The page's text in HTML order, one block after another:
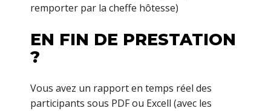
remporter par la cheffe hôtesse)
EN FIN DE PRESTATION
?
Vous avez un rapport en temps réel des
participants sous PDF ou Excell (avec les